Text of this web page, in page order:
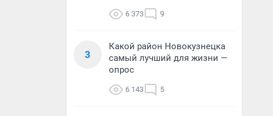
6 373 9
3
Какой район Новокузнецка
самый лучший для жизни —
опрос
6 143 5